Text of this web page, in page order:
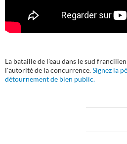
La bataille de l'eau dans le sud
l'autorité de la concurrence.Signez la
détournement de bien public.